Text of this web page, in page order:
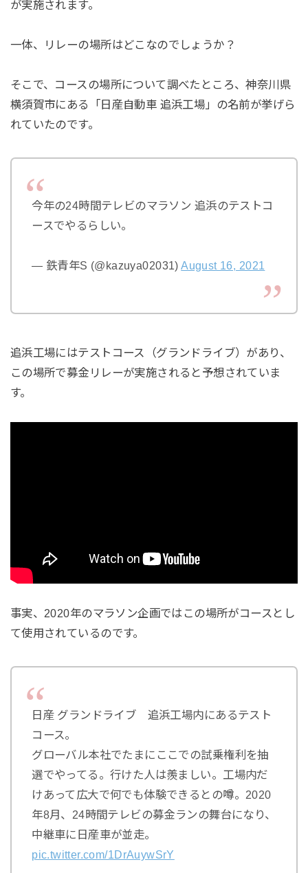
が実施されます。
一体、リレーの場所はどこなのでしょうか？
そこで、コースの場所について調べたところ、神奈川県
横須賀市にある「日産自動車 追浜工場」の名前が挙げら
れていたのです。
今年の24時間テレビのマラソン 追浜のテストコ
ースでやるらしい。
— 鉄青年S (@kazuya02031)August 16, 2021
追浜工場にはテストコース（グランドライブ）があり、
この場所で募金リレーが実施されると予想されていま
す。
事実、2020年のマラソン企画ではこの場所がコースとし
て使用されているのです。
日産 グランドライブ 追浜工場内にあるテスト
コース。
グローバル本社でたまにここでの試乗権利を抽
選でやってる。行けた人は羨ましい。工場内だ
けあって広大で何でも体験できるとの噂。2020
年8月、24時間テレビの募金ランの舞台になり、
中継車に日産車が並走。
pic.twitter.com/1DrAuywSrY